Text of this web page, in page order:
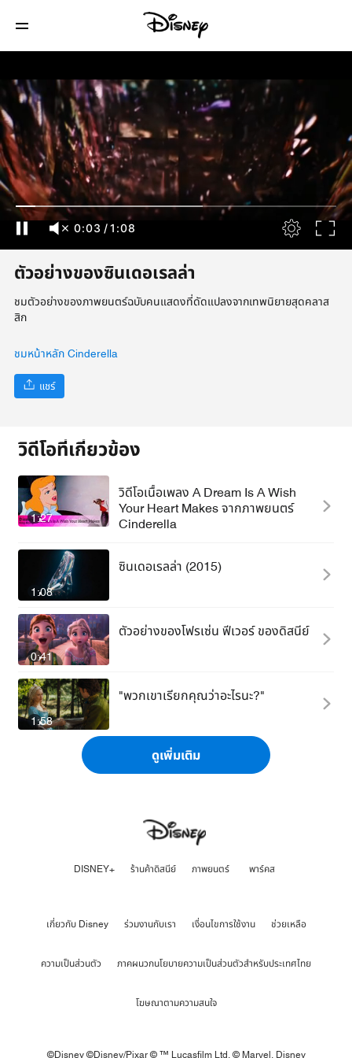
0:04 /1:08
ตัวอย่างของซินเดอเรลล่า
ชมตัวอย่างของภาพยนตร์ฉบับคนแสดงที่ดัดแปลงจากเทพนิยายสุดคลาส
สิก
ชมหน้าหลัก Cinderella
แชร์
วิดีโอที่เกี่ยวข้อง
1:27
วิดีโอเนื้อเพลง A Dream Is A Wish
Your Heart Makes จากภาพยนตร์
Cinderella
1:08
ซินเดอเรลล่า (2015)
0:41
ตัวอย่างของโฟรเซ่น ฟีเวอร์ ของดิสนีย์
1:58
"พวกเขาเรียกคุณว่าอะไรนะ?"
ดูเพิ่มเติม
DISNEY+ ร้านค้าดิสนีย์ ภาพยนตร์ พาร์คส
เกี่ยวกับ Disney ร่วมงานกับเรา เงื่อนไขการใช้งาน ช่วยเหลือ
ความเป็นส่วนตัว ภาคผนวกนโยบายความเป็นส่วนตัวสำหรับประเทศไทย
โฆษณาตามความสนใจ
©Disney ©Disney/Pixar © ™ Lucasfilm Ltd. © Marvel, Disney